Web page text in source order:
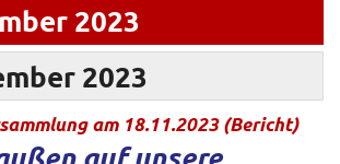
2023
2023
am 18.11.2023 (Bericht):